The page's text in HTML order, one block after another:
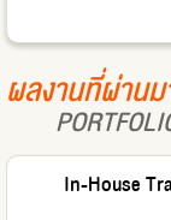
ผลงานที่ผ่าน
In-House